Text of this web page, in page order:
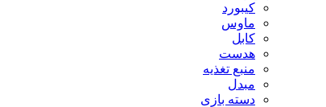
کیبورد
ماوس
کابل
هدست
منبع تغذیه
مبدل
دسته بازی